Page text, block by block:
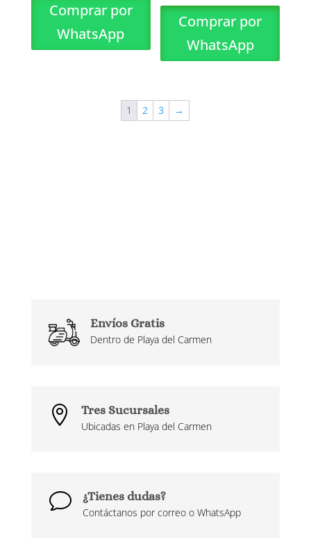
$850.00.
$790.00.
Comprar por
WhatsApp
Comprar por
WhatsApp
1 2 3 →
Envíos Gratis
Dentro de Playa del Carmen
 Tres Sucursales
Ubicadas en Playa del Carmen
v ¿Tienes dudas?
Contáctanos por correo o WhatsApp